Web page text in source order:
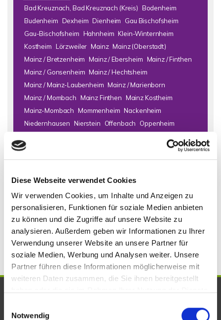
Diese Webseite verwendet Cookies
Wir verwenden Cookies, um Inhalte und Anzeigen zu
personalisieren, Funktionen für soziale Medien anbieten
zu können und die Zugriffe auf unsere Website zu
analysieren. Außerdem geben wir Informationen zu Ihrer
Verwendung unserer Website an unsere Partner für
soziale Medien, Werbung und Analysen weiter. Unsere
Partner führen diese Informationen möglicherweise mit
weiteren Daten zusammen, die Sie ihnen bereitgestellt
Notwendig
Bad Kreuznach, Bad Kreuznach (Kreis) Bodenheim
Budenheim Dexheim Dienheim
Gau Bischofsheim
Gau-Bischofsheim Hahnheim Klein-Winternheim
Kostheim Lörzweiler Mainz Mainz (Oberstadt)
Mainz / Bretzenheim Mainz / Ebersheim Mainz / Finthen
Mainz / Gonsenheim Mainz / Hechtsheim
Mainz / Mainz-Laubenheim Mainz / Marienborn
Mainz / Mombach Mainz Finthen Mainz Kostheim
Mainz-Mombach Mommenheim Nackenheim
Niedernhausen Nierstein Offenbach
Oppenheim
Zornheim
Immobilien Bad Kreuznach
Hauskauf Bad Kreuznach
Immobilienkauf Bad Kreuznach
UNSERE AUSZEICHNUNGEN. WIR